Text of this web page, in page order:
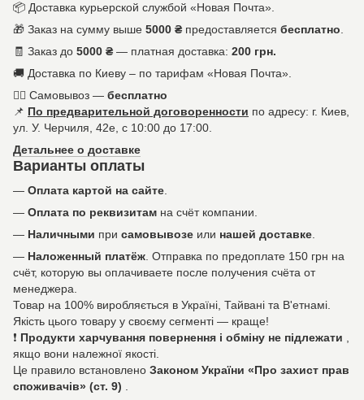
📦 Доставка курьерской службой «Новая Почта».
🎁 Заказ на сумму выше 5000 ₴ предоставляется бесплатно.
🧾 Заказ до 5000 ₴ — платная доставка: 200 грн.
🚚 Доставка по Киеву – по тарифам «Новая Почта».
🚶‍♀️ Самовывоз — бесплатно
📌 По предварительной договоренности по адресу: г. Киев,
ул. У. Черчиля, 42е, с 10:00 до 17:00.
Детальнее о доставке
Варианты оплаты
— Оплата картой на сайте
— Оплата по реквизитам на счёт компании.
— Наличными при самовывозе или нашей доставке
— Наложенный платёж . Отправка по предоплате 150 грн на
счёт, которую вы оплачиваете после получения счёта от
менеджера.
Товар на 100% виробляється в Україні, Тайвані та В'етнамі.
Якість цього товару у своєму сегменті — краще!
❗ Продукти харчування повернення і обміну не підлежати
якщо вони належної якості.
Це правило встановлено Законом України «Про захист прав
споживачів» (ст. 9)